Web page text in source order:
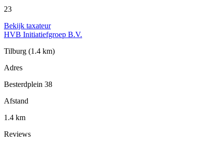
23
Bekijk taxateur
HVB Initiatiefgroep B.V.
Tilburg (1.4 km)
Adres
Besterdplein 38
Afstand
1.4 km
Reviews